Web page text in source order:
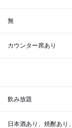
無
カウンター席あり
飲み放題
日本酒あり、焼酎あり